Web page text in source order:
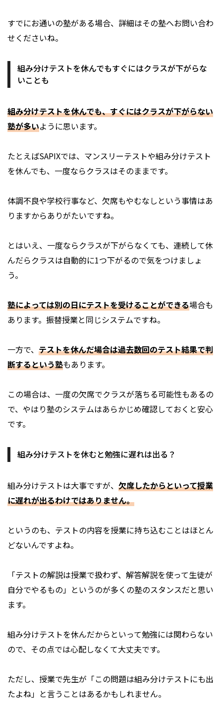
すでにお通いの塾がある場合、詳細はその塾へお問い合わ
せくださいね。
組み分けテストを休んでもすぐにはクラスが下がらな
いことも
組み分けテストを休んでも、すぐにはクラスが下がらない
塾が多いように思います。
たとえばSAPIXでは、マンスリーテストや組み分けテスト
を休んでも、一度ならクラスはそのままです。
体調不良や学校行事など、欠席もやむなしという事情はあ
りますからありがたいですね。
とはいえ、一度ならクラスが下がらなくても、連続して休
んだらクラスは自動的に1つ下がるので気をつけましょ
う。
塾によっては別の日にテストを受けることができる場合も
あります。振替授業と同じシステムですね。
一方で、 テストを休んだ場合は過去数回のテスト結果で判
断するという塾もあります。
この場合は、一度の欠席でクラスが落ちる可能性もあるの
で、やはり塾のシステムはあらかじめ確認しておくと安心
です。
組み分けテストを休むと勉強に遅れは出る？
組み分けテストは大事ですが、 欠席したからといって授業
に遅れが出るわけではありません。
というのも、テストの内容を授業に持ち込むことはほとん
どないんですよね。
「テストの解説は授業で扱わず、解答解説を使って生徒が
自分でやるもの」というのが多くの塾のスタンスだと思い
ます。
組み分けテストを休んだからといって勉強には関わらない
ので、その点では心配しなくて大丈夫です。
ただし、授業で先生が「この問題は組み分けテストにも出
たよね」と言うことはあるかもしれません。